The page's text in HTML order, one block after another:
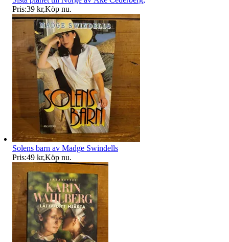
Pris:39 kr,Köp nu.
Solens barn av Madge Swindells
Pris:49 kr,Köp nu.